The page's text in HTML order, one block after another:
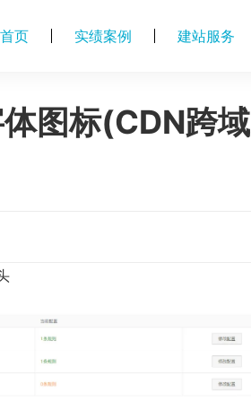
首页 实绩案例 建站服务
图标(CDN跨域